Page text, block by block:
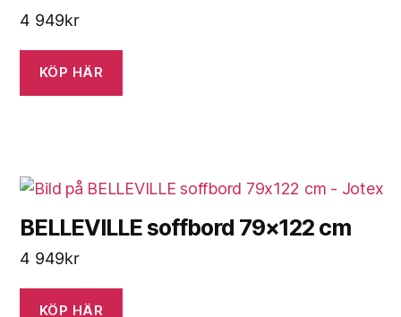
4 949kr
KÖP HÄR
BELLEVILLE soffbord 79×122 cm
4 949kr
KÖP HÄR